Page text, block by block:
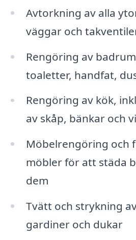
Avtorkning av alla
väggar och
Rengöring av
toaletter, handfat,
Rengöring av kök,
av skåp, bänkar och
Möbelrengöring och
möbler för att städa
dem
Tvätt och strykning
gardiner och dukar